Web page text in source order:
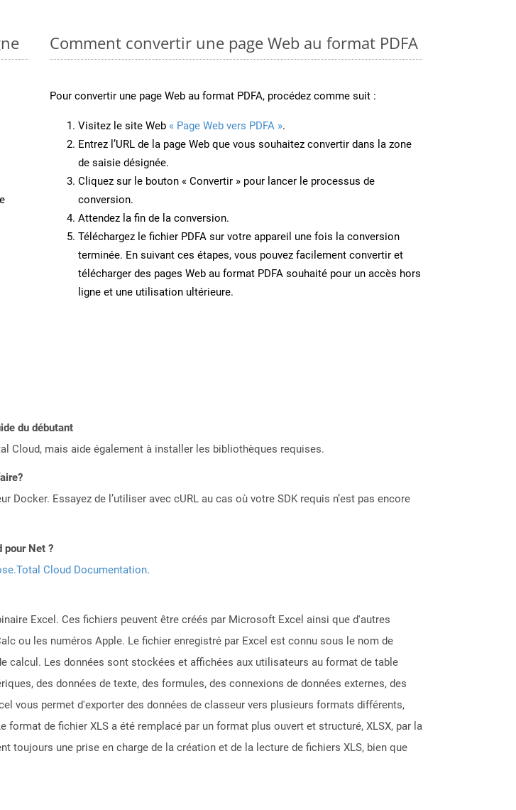
Comment convertir une page Web au format PDFA
Pour convertir une page Web au format PDFA, procédez comme suit :
Visitez le site Web « Page Web vers PDFA ».
Entrez l’URL de la page Web que vous souhaitez convertir dans la zone
de saisie désignée.
Cliquez sur le bouton « Convertir » pour lancer le processus de
conversion.
Attendez la fin de la conversion.
Téléchargez le fichier PDFA sur votre appareil une fois la conversion
terminée. En suivant ces étapes, vous pouvez facilement convertir et
télécharger des pages Web au format PDFA souhaité pour un accès hors
ligne et une utilisation ultérieure.
du débutant
Cloud, mais aide également à installer les bibliothèques requises.
Essayez de l’utiliser avec cURL au cas où votre SDK requis n’est pas encore
pour Net ?
Cloud Documentation.
Excel. Ces fichiers peuvent être créés par Microsoft Excel ainsi que d'autres
ou les numéros Apple. Le fichier enregistré par Excel est connu sous le nom de
calcul. Les données sont stockées et affichées aux utilisateurs au format de table
des données de texte, des formules, des connexions de données externes, des
vous permet d'exporter des données de classeur vers plusieurs formats différents,
format de fichier XLS a été remplacé par un format plus ouvert et structuré, XLSX, par la
toujours une prise en charge de la création et de la lecture de fichiers XLS, bien que